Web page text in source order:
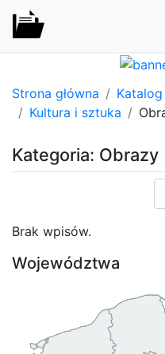
Strona główna Katalog
Kultura i sztuka
Kategoria: Obrazy
Brak wpisów.
Województwa